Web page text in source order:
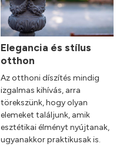
Elegancia és stílus
otthon
Az otthoni díszítés mindig
izgalmas kihívás, arra
törekszünk, hogy olyan
elemeket találjunk, amik
esztétikai élményt nyújtanak,
ugyanakkor praktikusak is.